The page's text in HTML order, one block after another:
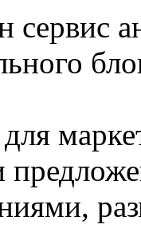
сервис